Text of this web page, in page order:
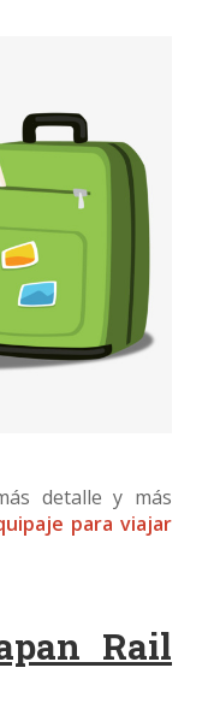
detalle y más
para viajar
Rail